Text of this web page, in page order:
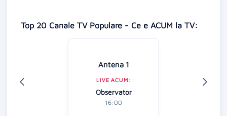
Top 20 Canale TV Populare - Ce e ACUM la TV:
Antena 1
LIVE ACUM:
Observator
16:00